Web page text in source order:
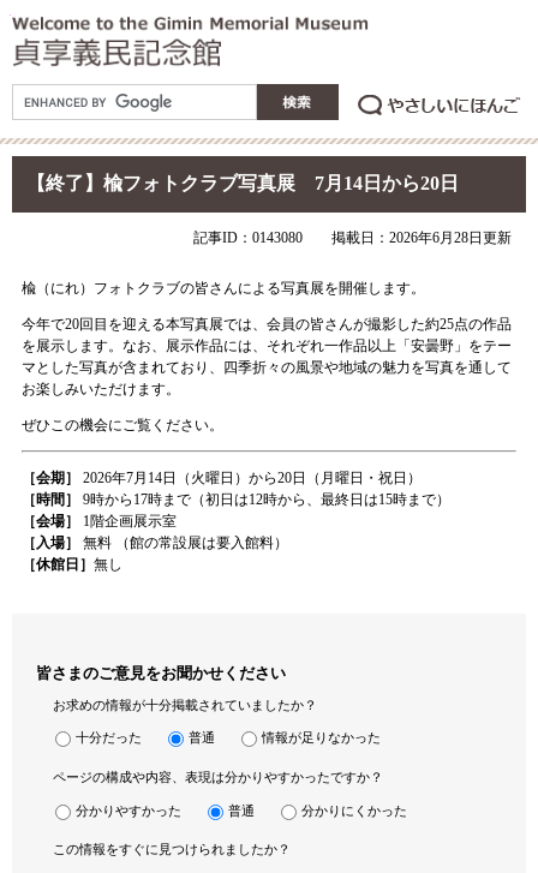
【終了】楡フォトクラブ写真展 7月14日から20日
記事ID：0143080 掲載日：2026年6月28日更新
楡（にれ）フォトクラブの皆さんによる写真展を開催します。
今年で20回目を迎える本写真展では、会員の皆さんが撮影した約25点の作品
を展示します。なお、展示作品には、それぞれ一作品以上「安曇野」をテー
マとした写真が含まれており、四季折々の風景や地域の魅力を写真を通して
お楽しみいただけます。
ぜひこの機会にご覧ください。
［会期］ 2026年7月14日（火曜日）から20日（月曜日・祝日）
［時間］
9時から17時まで（初日は12時から、最終日は15時まで）
［会場］ 1階企画展示室
［入場］
無料 （館の常設展は要入館料）
［休館日］ 無し
皆さまのご意見をお聞かせください
お求めの情報が十分掲載されていましたか？
十分だった 普通 情報が足りなかった
ページの構成や内容、表現は分かりやすかったですか？
分かりやすかった 普通 分かりにくかった
この情報をすぐに見つけられましたか？